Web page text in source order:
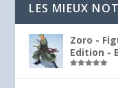
LES MIEUX
Zoro -
Edition -